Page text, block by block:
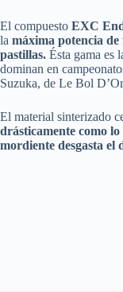
El compuesto EXC
la máxima potencia
pastillas. Ésta gama es
dominan en
Suzuka, de Le Bol
El material sinterizado
drásticamente como
mordiente desgasta el